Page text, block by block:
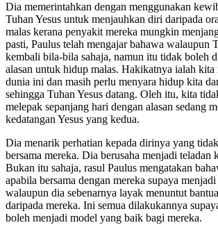
Dia memerintahkan dengan menggunakan
Tuhan Yesus untuk menjauhkan diri daripada
malas kerana penyakit mereka mungkin
pasti, Paulus telah mengajar bahawa walaupun
kembali bila-bila sahaja, namun itu tidak boleh
alasan untuk hidup malas. Hakikatnya ialah kita
dunia ini dan masih perlu menyara hidup kita
sehingga Tuhan Yesus datang. Oleh itu, kita
melepak sepanjang hari dengan alasan sedang
kedatangan Yesus yang kedua.
Dia menarik perhatian kepada dirinya yang
bersama mereka. Dia berusaha menjadi teladan
Bukan itu sahaja, rasul Paulus mengatakan
apabila bersama dengan mereka supaya
walaupun dia sebenarnya layak menuntut
daripada mereka. Ini semua dilakukannya
boleh menjadi model yang baik bagi mereka.